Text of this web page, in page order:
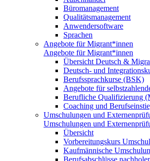
Büromanagement
Qualitätsmanagement
Anwendersoftware
Sprachen
Angebote für Migrant*innen
Angebote für Migrant*innen
Übersicht Deutsch &
Deutsch- und
Berufssprachkurse (BSK)
Angebote für
Berufliche Qualifizierung
Coaching und
Umschulungen und
Umschulungen und
Übersicht
Vorbereitungskurs
Kaufmännische
Berufsabschlüsse